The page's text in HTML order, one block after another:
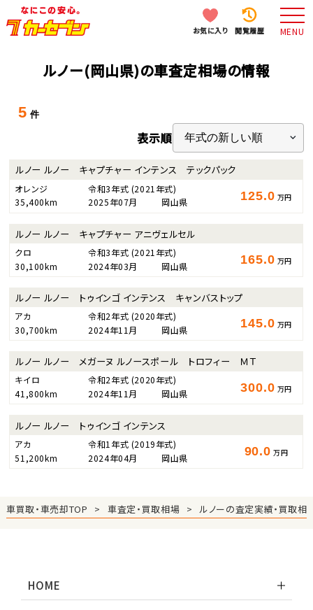
お気に入り 閲覧履歴 MENU
ルノー(岡山県)の車査定相場の情報
5 件
表示順
ルノー ルノー キャプチャー インテンス テックパック
オレンジ 令和3年式 (2021年式)
35,400km
2025年07月 岡山県 125.0 万円
ルノー ルノー キャプチャー アニヴェルセル
クロ 令和3年式 (2021年式)
30,100km
2024年03月 岡山県 165.0 万円
ルノー ルノー トゥインゴ インテンス キャンバストップ
アカ 令和2年式 (2020年式)
30,700km
2024年11月 岡山県 145.0 万円
ルノー ルノー メガーヌ ルノースポール トロフィー ＭＴ
キイロ 令和2年式 (2020年式)
41,800km
2024年11月 岡山県 300.0 万円
ルノー ルノー トゥインゴ インテンス
アカ 令和1年式 (2019年式)
51,200km
2024年04月 岡山県 90.0 万円
車買取・車売却TOP 車査定・買取相場 ルノーの査定実績・買取相
HOME